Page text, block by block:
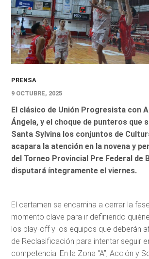
PRENSA
9 OCTUBRE, 2025
El clásico de Unión Progresista con
Ángela, y el choque de punteros que
Santa Sylvina los conjuntos de
acapara la atención en la novena y
del Torneo Provincial Pre Federal de
disputará íntegramente el viernes.
El certamen se encamina a cerrar la
momento clave para ir definiendo
los play-off y los equipos que deberán
de Reclasificación para intentar seguir
competencia. En la Zona “A”, Acción y